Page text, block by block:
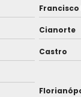
de academia
de condomínio
de padaria
Cianorte
Castro